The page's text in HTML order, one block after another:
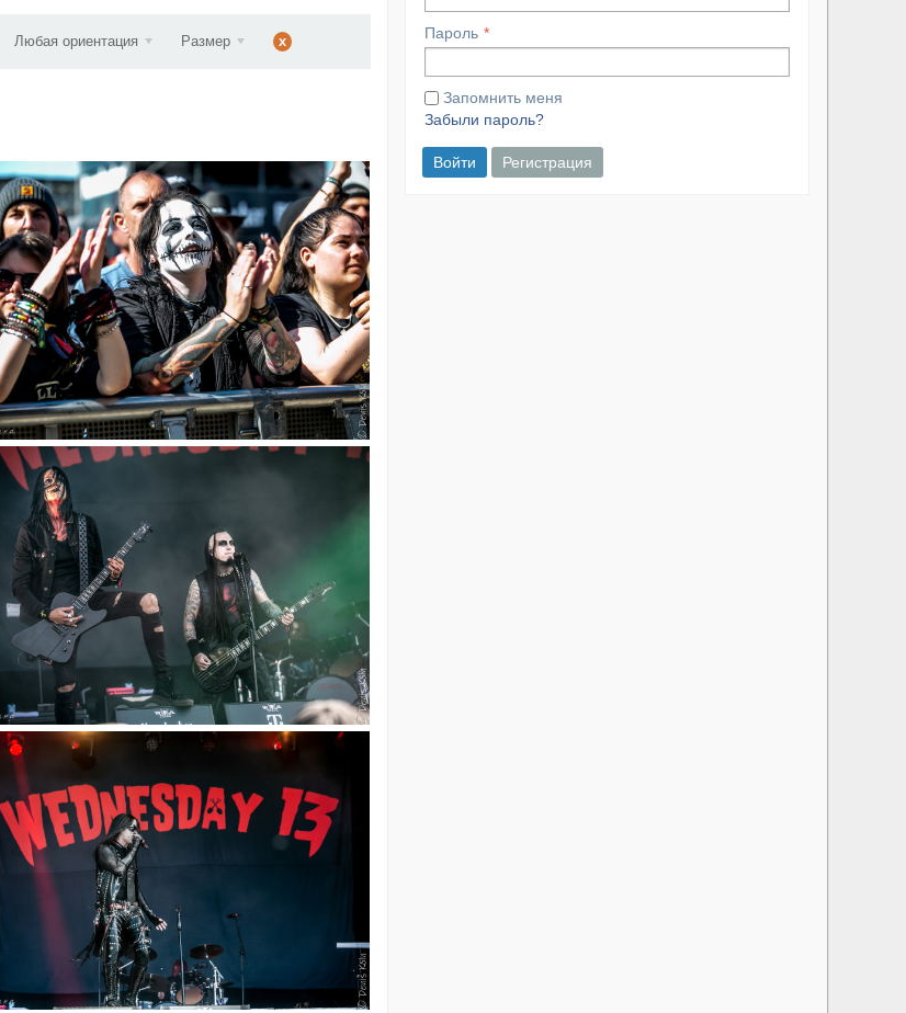
Любая ориентация Размер x Пароль
Запомнить меня
Забыли пароль?
Войти Регистрация